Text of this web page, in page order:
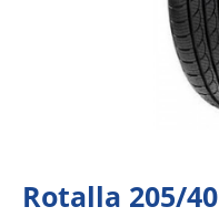
Rotalla 205/